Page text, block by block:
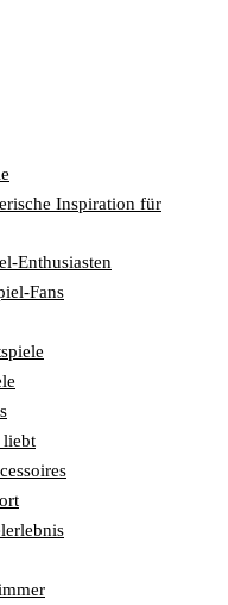
Inspiration für
Enthusiasten
Fans
liebt